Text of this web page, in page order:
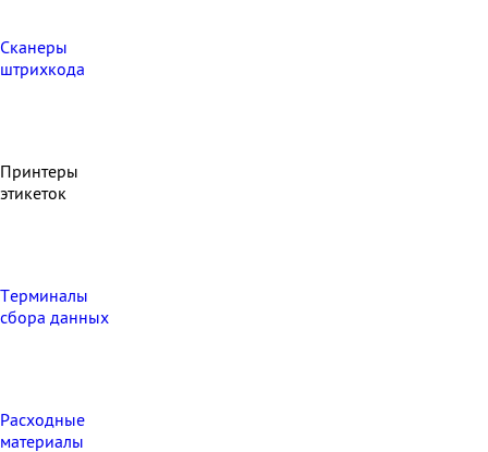
Сканеры
штрихкода
Принтеры
этикеток
Терминалы
сбора данных
Расходные
материалы